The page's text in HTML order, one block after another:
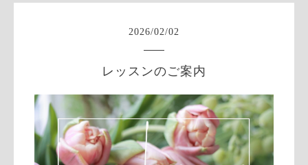
2026/02/02
レッスンのご案内